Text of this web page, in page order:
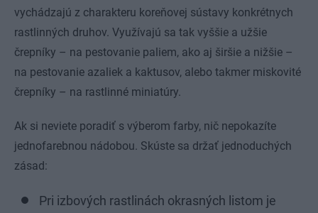
vychádzajú z charakteru koreňovej sústavy konkrétnych
rastlinných druhov. Využívajú sa tak vyššie a užšie
črepníky – na pestovanie paliem, ako aj širšie a nižšie –
na pestovanie azaliek a kaktusov, alebo takmer miskovité
črepníky – na rastlinné miniatúry.
Ak si neviete poradiť s výberom farby, nič nepokazíte
jednofarebnou nádobou. Skúste sa držať jednoduchých
zásad:
Pri izbových rastlinách okrasných listom je